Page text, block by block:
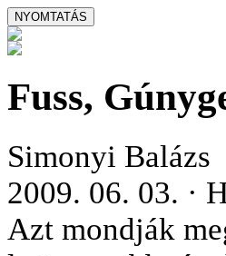
Fuss,
Simonyi Balázs
2009. 06. 03. ·
Azt mondják